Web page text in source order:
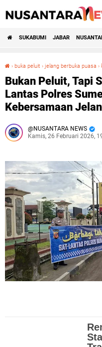
SUKABUMI JABAR
› buka peluit › jelang berbuka puasa ›
Bukan Peluit, Tapi
Lantas Polres
Kebersamaan
NUSANTARA NEWS
Kamis, 26 Februari 2026,